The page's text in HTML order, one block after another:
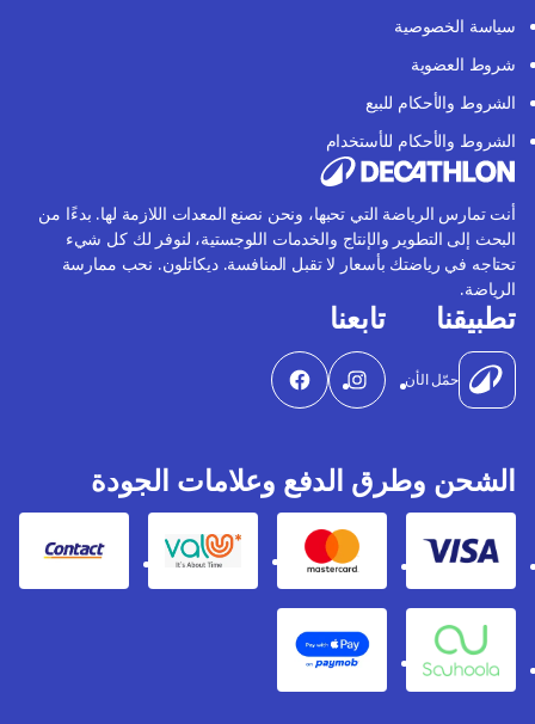
سياسة الخصوصية
شروط العضوية
الشروط والأحكام للبيع
الشروط والأحكام للأستخدام
أنت تمارس الرياضة التي تحبها، ونحن نصنع المعدات اللازمة لها. بدءًا من
البحث إلى التطوير والإنتاج والخدمات اللوجستية، لنوفر لك كل شيء
تحتاجه في رياضتك بأسعار لا تقبل المنافسة. ديكاتلون. نحب ممارسة
الرياضة.
تطبيقنا
حمّل الأن
تابعنا
الشحن وطرق الدفع وعلامات الجودة
Visa
Mastercard
Valu
Contact
Souhoola
Apple Pay